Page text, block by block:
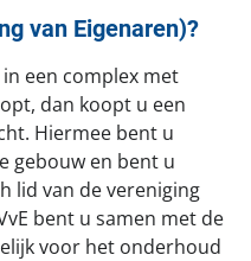
van Eigenaren)?
een complex met
dan koopt u een
Hiermee bent u
gebouw en bent u
lid van de vereniging
bent u samen met de
voor het onderhoud